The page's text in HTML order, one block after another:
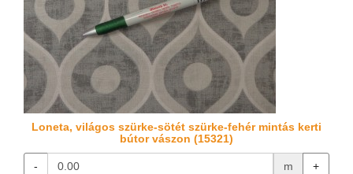
Loneta, világos szürke-sötét szürke-fehér mintás kerti
bútor vászon (15321)
- m +